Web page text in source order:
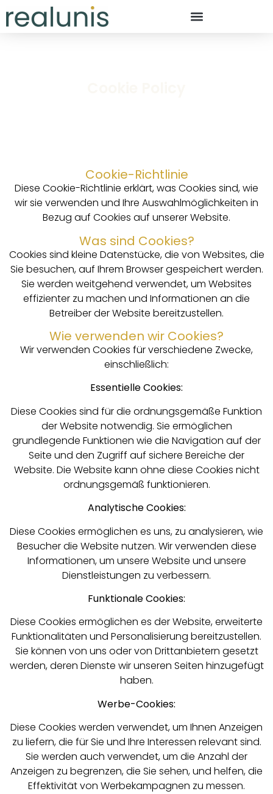
Cookie-Richtlinie
Diese Cookie-Richtlinie erklärt, was Cookies sind, wie
wir sie verwenden und Ihre Auswahlmöglichkeiten in
Bezug auf Cookies auf unserer Website.
Was sind Cookies?
Cookies sind kleine Datenstücke, die von Websites, die
Sie besuchen, auf Ihrem Browser gespeichert werden.
Sie werden weitgehend verwendet, um Websites
effizienter zu machen und Informationen an die
Betreiber der Website bereitzustellen.
Wie verwenden wir Cookies?
Wir verwenden Cookies für verschiedene Zwecke,
einschließlich:
Essentielle Cookies:
Diese Cookies sind für die ordnungsgemäße Funktion
der Website notwendig. Sie ermöglichen
grundlegende Funktionen wie die Navigation auf der
Seite und den Zugriff auf sichere Bereiche der
Website. Die Website kann ohne diese Cookies nicht
ordnungsgemäß funktionieren.
Analytische Cookies:
Diese Cookies ermöglichen es uns, zu analysieren, wie
Besucher die Website nutzen. Wir verwenden diese
Informationen, um unsere Website und unsere
Dienstleistungen zu verbessern.
Funktionale Cookies:
Diese Cookies ermöglichen es der Website, erweiterte
Funktionalitäten und Personalisierung bereitzustellen.
Sie können von uns oder von Drittanbietern gesetzt
werden, deren Dienste wir unseren Seiten hinzugefügt
haben.
Werbe-Cookies:
Diese Cookies werden verwendet, um Ihnen Anzeigen
zu liefern, die für Sie und Ihre Interessen relevant sind.
Sie werden auch verwendet, um die Anzahl der
Anzeigen zu begrenzen, die Sie sehen, und helfen, die
Effektivität von Werbekampagnen zu messen.